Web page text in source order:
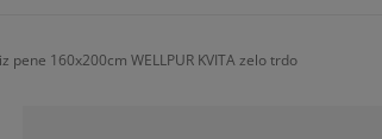
pene 160x200cm WELLPUR KVITA zelo trdo